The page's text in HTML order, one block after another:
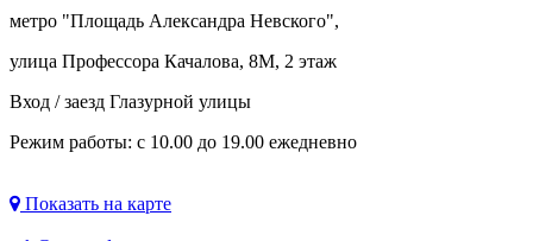
метро "Площадь Александра Невского",
улица Профессора Качалова, 8М, 2 этаж
Вход / заезд Глазурной улицы
Режим работы: с 10.00 до 19.00 ежедневно
Показать на карте